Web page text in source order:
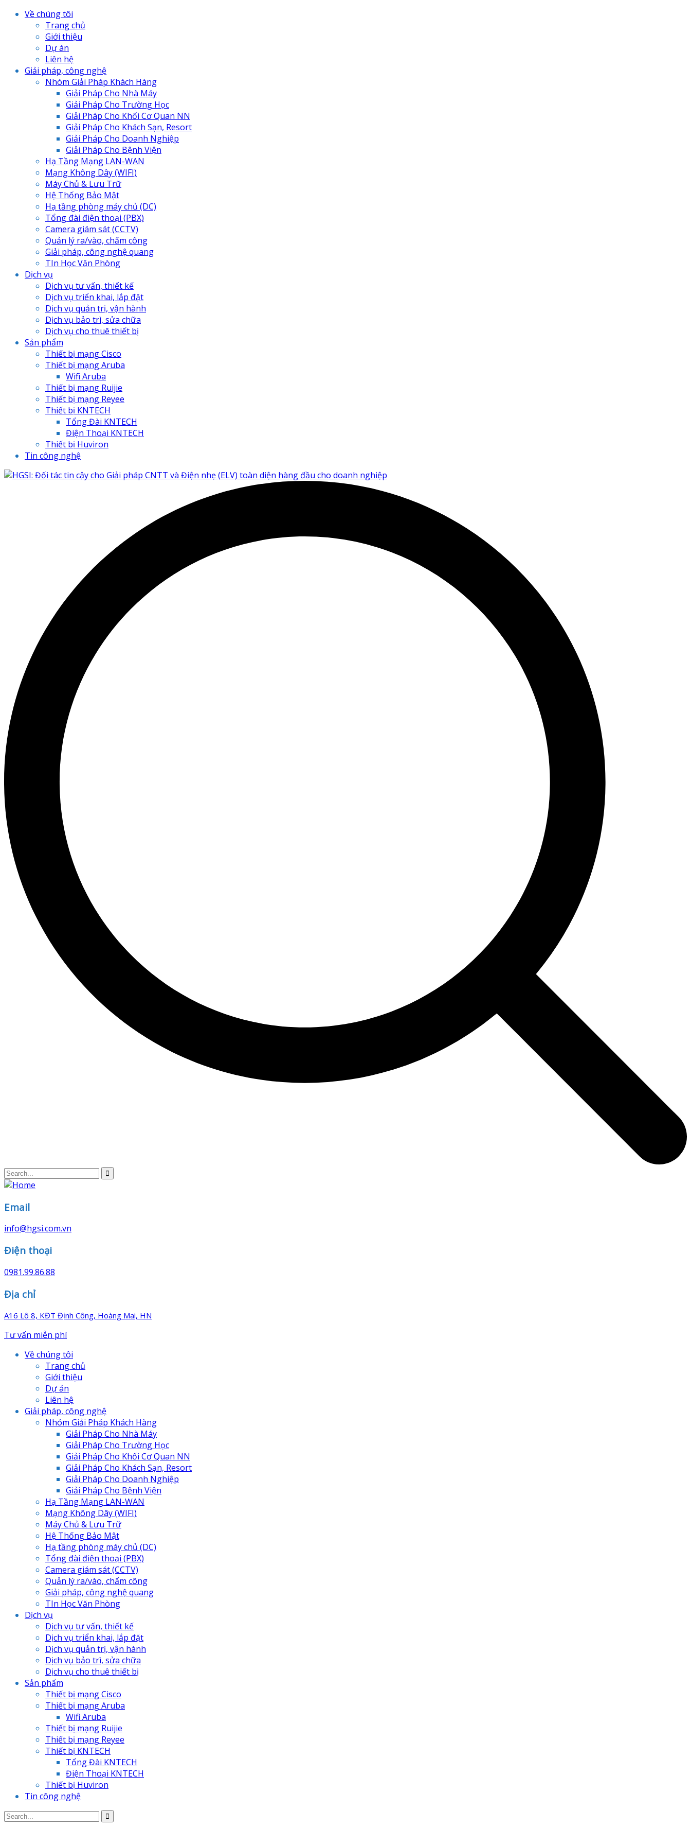
Về chúng tôi
Trang chủ
Giới thiệu
Dự án
Liên hệ
Giải pháp, công nghệ
Nhóm Giải Pháp Khách Hàng
Giải Pháp Cho Nhà Máy
Giải Pháp Cho Trường Học
Giải Pháp Cho Khối Cơ Quan NN
Giải Pháp Cho Khách Sạn, Resort
Giải Pháp Cho Doanh Nghiệp
Giải Pháp Cho Bệnh Viện
Hạ Tầng Mạng LAN-WAN
Mạng Không Dây (WIFI)
Máy Chủ & Lưu Trữ
Hệ Thống Bảo Mật
Hạ tầng phòng máy chủ (DC)
Tổng đài điện thoại (PBX)
Camera giám sát (CCTV)
Quản lý ra/vào, chấm công
Giải pháp, công nghệ quang
TIn Học Văn Phòng
Dịch vụ
Dịch vụ tư vấn, thiết kế
Dịch vụ triển khai, lắp đặt
Dịch vụ quản trị, vận hành
Dịch vụ bảo trì, sửa chữa
Dịch vụ cho thuê thiết bị
Sản phẩm
Thiết bị mạng Cisco
Thiết bị mạng Aruba
Wifi Aruba
Thiết bị mạng Ruijie
Thiết bị mạng Reyee
Thiết bị KNTECH
Tổng Đài KNTECH
Điện Thoại KNTECH
Thiết bị Huviron
Tin công nghệ
Email
info@hgsi.com.vn
Điện thoại
0981.99.86.88
Địa chỉ
A16 Lô 8, KĐT Định Công, Hoàng Mai, HN
Tư vấn miễn phí
Về chúng tôi
Trang chủ
Giới thiệu
Dự án
Liên hệ
Giải pháp, công nghệ
Nhóm Giải Pháp Khách Hàng
Giải Pháp Cho Nhà Máy
Giải Pháp Cho Trường Học
Giải Pháp Cho Khối Cơ Quan NN
Giải Pháp Cho Khách Sạn, Resort
Giải Pháp Cho Doanh Nghiệp
Giải Pháp Cho Bệnh Viện
Hạ Tầng Mạng LAN-WAN
Mạng Không Dây (WIFI)
Máy Chủ & Lưu Trữ
Hệ Thống Bảo Mật
Hạ tầng phòng máy chủ (DC)
Tổng đài điện thoại (PBX)
Camera giám sát (CCTV)
Quản lý ra/vào, chấm công
Giải pháp, công nghệ quang
TIn Học Văn Phòng
Dịch vụ
Dịch vụ tư vấn, thiết kế
Dịch vụ triển khai, lắp đặt
Dịch vụ quản trị, vận hành
Dịch vụ bảo trì, sửa chữa
Dịch vụ cho thuê thiết bị
Sản phẩm
Thiết bị mạng Cisco
Thiết bị mạng Aruba
Wifi Aruba
Thiết bị mạng Ruijie
Thiết bị mạng Reyee
Thiết bị KNTECH
Tổng Đài KNTECH
Điện Thoại KNTECH
Thiết bị Huviron
Tin công nghệ